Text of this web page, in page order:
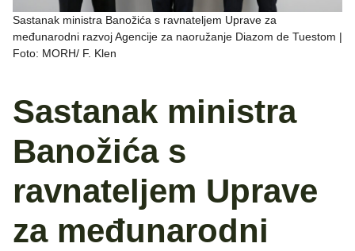
Sastanak ministra Banožića s ravnateljem Uprave za
međunarodni razvoj Agencije za naoružanje Diazom de Tuestom |
Foto: MORH/ F. Klen
Sastanak ministra
Banožića s
ravnateljem Uprave
za međunarodni